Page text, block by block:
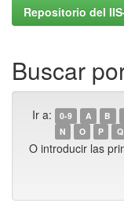
Repositorio del
Buscar
Ir a: 0-9 A B
N
O P Q
O introducir las